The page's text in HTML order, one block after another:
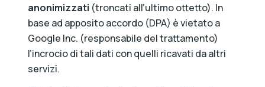
anonimizzati (troncati all’ultimo ottetto). In
base ad apposito accordo (DPA) è vietato a
Google Inc. (responsabile del trattamento)
l’incrocio di tali dati con quelli ricavati da altri
servizi.